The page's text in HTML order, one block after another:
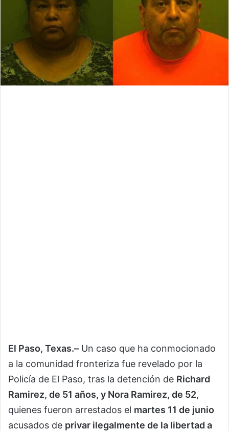
El Paso, Texas.– Un caso que ha conmocionado
a la comunidad fronteriza fue revelado por la
Policía de El Paso, tras la detención de Richard
Ramirez, de 51 años, y Nora Ramirez, de 52,
quienes fueron arrestados el martes 11 de junio
acusados de privar ilegalmente de la libertad a